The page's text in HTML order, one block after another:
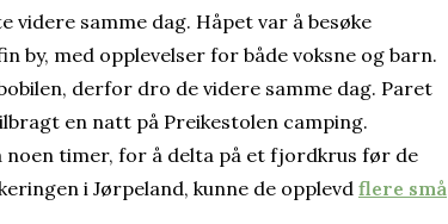
samme dag. Håpet var å besøke
by, med opplevelser for både voksne og barn.
derfor dro de videre samme dag. Paret
en natt på Preikestolen camping.
noen timer, for å delta på et fjordkrus før de
i Jørpeland, kunne de opplevd flere små